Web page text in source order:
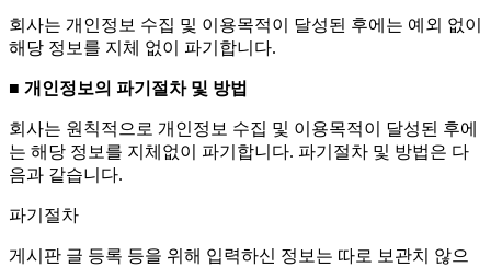
회사는 개인정보 수집 및 이용목적이 달성된 후에는 예외 없이
해당 정보를 지체 없이 파기합니다.
■ 개인정보의 파기절차 및 방법
회사는 원칙적으로 개인정보 수집 및 이용목적이 달성된 후에
는 해당 정보를 지체없이 파기합니다. 파기절차 및 방법은 다
음과 같습니다.
파기절차
게시판 글 등록 등을 위해 입력하신 정보는 따로 보관치 않으